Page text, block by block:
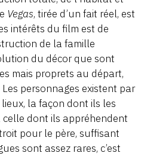
Vegas, tirée d’un fait réel, est
intérêts du film est de
de la famille
du décor que sont
mais proprets au départ,
personnages existent par
la façon dont ils les
dont ils appréhendent
pour le père, suffisant
sont assez rares, c’est